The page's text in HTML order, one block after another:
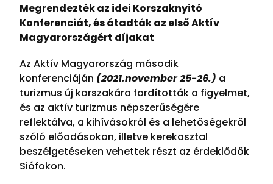
Megrendezték az idei Korszaknyitó
Konferenciát, és átadták az első Aktív
Magyarországért díjakat
Az Aktív Magyarország második
konferenciáján (2021.november 25-26.) a
turizmus új korszakára fordították a figyelmet,
és az aktív turizmus népszerűségére
reflektálva, a kihívásokról és a lehetőségekről
szóló előadásokon, illetve kerekasztal
beszélgetéseken vehettek részt az érdeklődők
Siófokon.